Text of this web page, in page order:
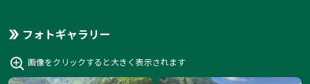
フォトギャラリー
画像をクリックすると大きく表示されます